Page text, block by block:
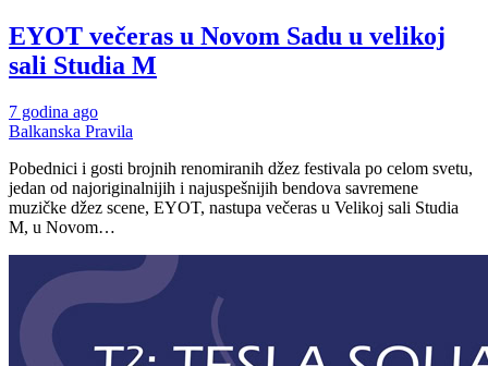
EYOT večeras u Novom Sadu u velikoj
sali Studia M
7 godina ago
Balkanska Pravila
Pobednici i gosti brojnih renomiranih džez festivala po celom svetu,
jedan od najoriginalnijih i najuspešnijih bendova savremene
muzičke džez scene, EYOT, nastupa večeras u Velikoj sali Studia
M, u Novom…